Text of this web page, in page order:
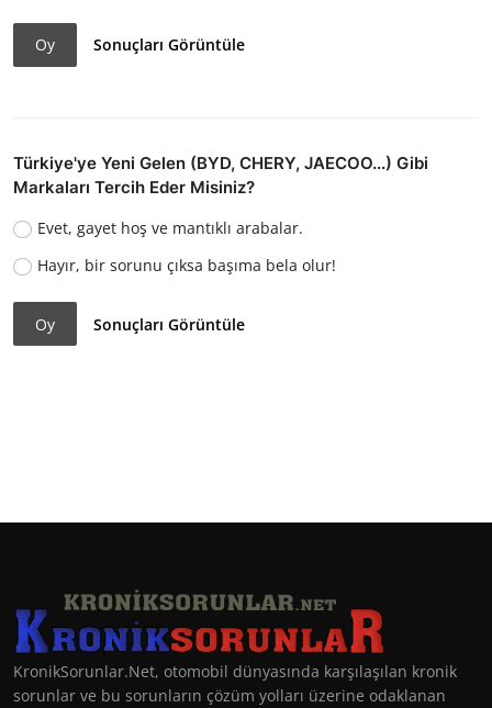
Oy Sonuçları Görüntüle
Türkiye'ye Yeni Gelen (BYD, CHERY, JAECOO...) Gibi
Markaları Tercih Eder Misiniz?
Evet, gayet hoş ve mantıklı arabalar.
Hayır, bir sorunu çıksa başıma bela olur!
Oy Sonuçları Görüntüle
KronikSorunlar.Net, otomobil dünyasında karşılaşılan kronik
sorunlar ve bu sorunların çözüm yolları üzerine odaklanan